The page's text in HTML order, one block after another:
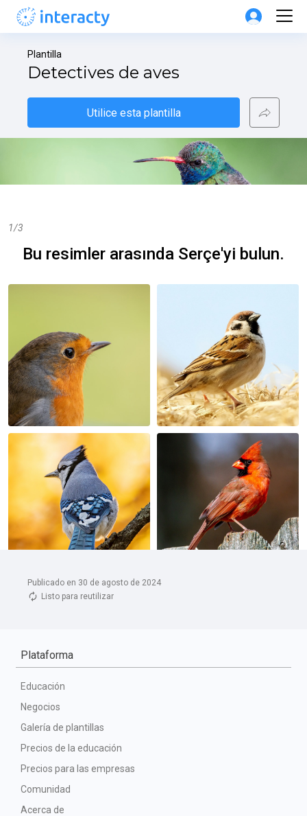
Publicado en 30 de agosto de 2024
Listo para reutilizar
Plantilla
Detectives de aves
Utilice esta plantilla
Plataforma
Educación
Negocios
Galería de plantillas
Precios de la educación
Precios para las empresas
Comunidad
Acerca de